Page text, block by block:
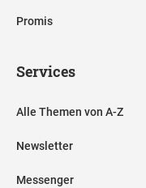
Promis
Services
Alle Themen von A-Z
Newsletter
Messenger